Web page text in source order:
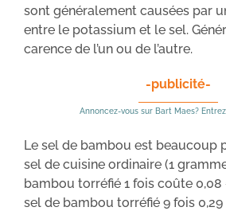
sont généralement causées par
entre le potassium et le sel.
carence de l’un ou de l’autre.
-publicité-
Annoncez-vous sur Bart Maes?
Le sel de bambou est beaucoup
sel de cuisine ordinaire (1
bambou torréfié 1 fois coûte
sel de bambou torréfié 9 fois